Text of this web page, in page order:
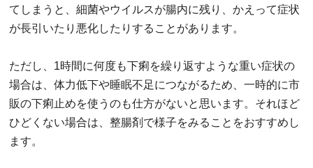
てしまうと、細菌やウイルスが腸内に残り、かえって症状
が長引いたり悪化したりすることがあります。
ただし、1時間に何度も下痢を繰り返すような重い症状の
場合は、体力低下や睡眠不足につながるため、一時的に市
販の下痢止めを使うのも仕方がないと思います。それほど
ひどくない場合は、整腸剤で様子をみることをおすすめし
ます。